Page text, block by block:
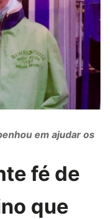
em ajudar os
fé de
que